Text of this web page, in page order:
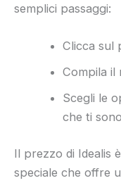
semplici passaggi:
Clicca sul
Compila il
Scegli le
che ti
Il prezzo di Idealis
speciale che offre